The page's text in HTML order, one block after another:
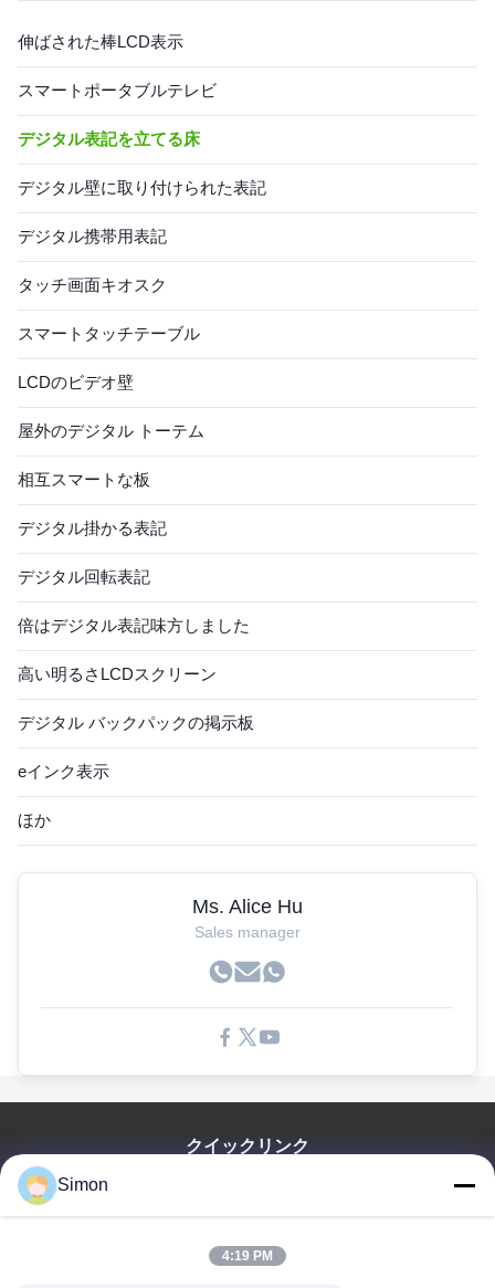
伸ばされた棒LCD表示
スマートポータブルテレビ
デジタル表記を立てる床
デジタル壁に取り付けられた表記
デジタル携帯用表記
タッチ画面キオスク
スマートタッチテーブル
LCDのビデオ壁
屋外のデジタル トーテム
相互スマートな板
デジタル掛かる表記
デジタル回転表記
倍はデジタル表記味方しました
高い明るさLCDスクリーン
デジタル バックパックの掲示板
eインク表示
ほか
Ms. Alice Hu
Sales manager
クイックリンク
製品
ビデオ
Simon
4:19 PM